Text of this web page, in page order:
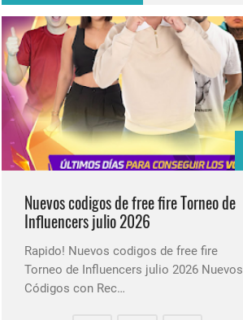
Nuevos codigos de free fire Torneo de
Influencers julio 2026
Rapido! Nuevos codigos de free fire
Torneo de Influencers julio 2026 Nuevos
Códigos con Rec…